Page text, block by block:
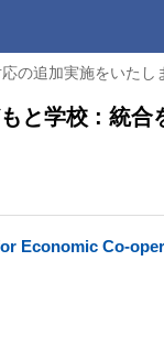
の追加実施をいたし
と学校 : 統合
Economic Co-